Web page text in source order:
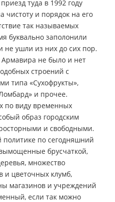
туда в 1992 году
чистоту и порядок на его
так называемых
буквально заполонили
не ушли из них до сих пор.
Армавира не было и нет
строений с
типа «Сухофрукты»,
и прочее.
по виду временных
образ городским
и свободными.
политике по сегодняшний
брусчаткой,
множество
и цветочных клумб,
магазинов и учреждений
если так можно